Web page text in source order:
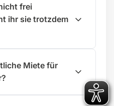
frei
ihr sie trotzdem
Miete für